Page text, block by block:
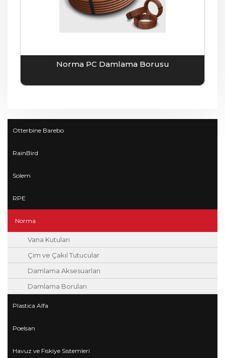
Norma PC Damlama Borusu
Otterbine Barebo
RainBird
Solem
RPE
Norma
Vana Kutuları
Çim ve Çakıl Tutucular
Damlama Aksesuarları
Damlama Boruları
Plastica Alfa
Poelsan
Havuz ve Fıskiye Sistemleri